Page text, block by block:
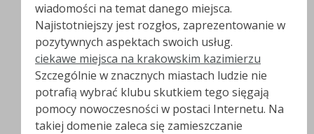
wiadomości na temat danego miejsca.
Najistotniejszy jest rozgłos, zaprezentowanie w
pozytywnych aspektach swoich usług.
ciekawe miejsca na krakowskim kazimierzu
Szczególnie w znacznych miastach ludzie nie
potrafią wybrać klubu skutkiem tego sięgają
pomocy nowoczesności w postaci Internetu. Na
takiej domenie zaleca się zamieszczanie